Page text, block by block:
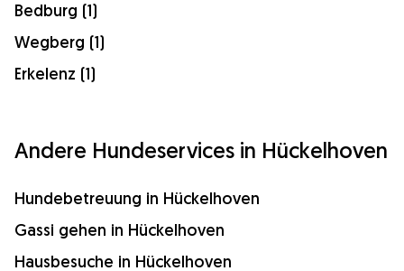
Bedburg (1)
Wegberg (1)
Erkelenz (1)
Andere Hundeservices in Hückelhoven
Hundebetreuung in Hückelhoven
Gassi gehen in Hückelhoven
Hausbesuche in Hückelhoven